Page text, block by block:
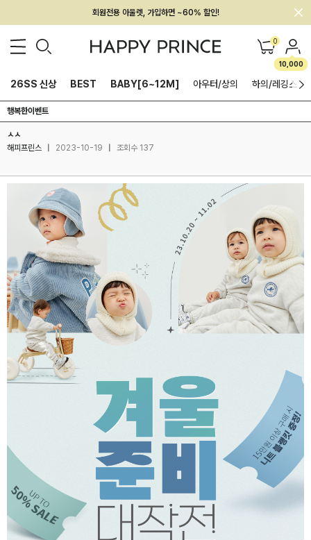
회원전용 아울렛, 가입하면 ~60% 할인!
멤버십 최대 28,000원 혜택 0
10,000
26SS 신상 BEST BABY[6~12M] 아우터/상의 하의/레깅스
행복한이벤트
ㅅㅅ
해피프린스
2023-10-19 조회수 137